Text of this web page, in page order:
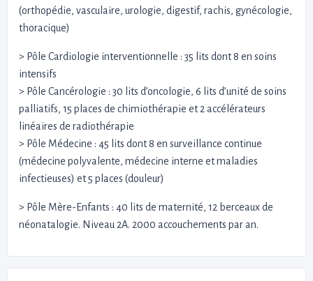
(orthopédie, vasculaire, urologie, digestif, rachis, gynécologie,
thoracique)
> Pôle Cardiologie interventionnelle : 35 lits dont 8 en soins
intensifs
> Pôle Cancérologie : 30 lits d’oncologie, 6 lits d’unité de soins
palliatifs, 15 places de chimiothérapie et 2 accélérateurs
linéaires de radiothérapie
> Pôle Médecine : 45 lits dont 8 en surveillance continue
(médecine polyvalente, médecine interne et maladies
infectieuses) et 5 places (douleur)
> Pôle Mère-Enfants : 40 lits de maternité, 12 berceaux de
néonatalogie. Niveau 2A. 2000 accouchements par an.